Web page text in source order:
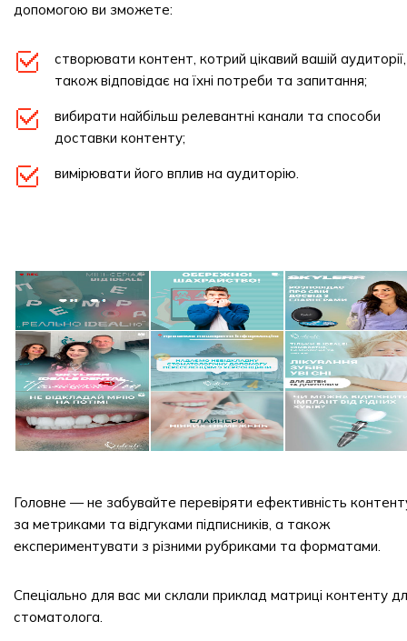
допомогою ви зможете:
створювати контент, котрий цікавий вашій
також відповідає на їхні потреби та запитання;
вибирати найбільш релевантні канали та способи
доставки контенту;
вимірювати його вплив на аудиторію.
Головне — не забувайте перевіряти ефективність
за метриками та відгуками підписників, а також
експериментувати з різними рубриками та форматами.
Спеціально для вас ми склали приклад матриці контенту
стоматолога.